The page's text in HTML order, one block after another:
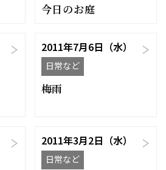
今日のお庭
2011年7月6日（水）
日常など
梅雨
2011年3月2日（水）
日常など